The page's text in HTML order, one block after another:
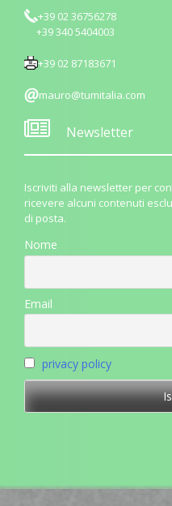
+39 02 36756278
+39 340 5404003
+39 02 87183671
mauro@tumitalia.com
Newsletter
Iscriviti alla newsletter per
ricevere alcuni contenuti
di posta.
Nome
Email
privacy policy